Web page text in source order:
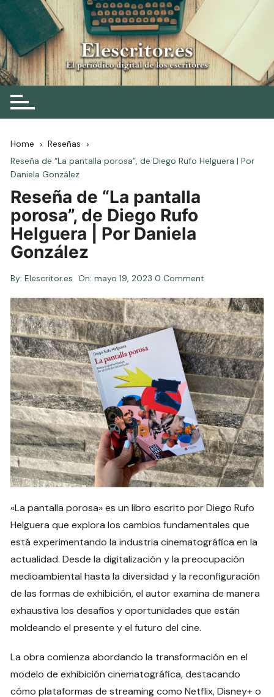
Skip
to
content
Elescritor.es
El periódico digital de los escritores
Home
Reseñas
Reseña de “La pantalla porosa”, de Diego Rufo Helguera | Por
Daniela González
Reseña de “La pantalla
porosa”, de Diego Rufo
Helguera | Por Daniela
González
By: Elescritor.es On:mayo 19, 2023 0 Comment
«La pantalla porosa» es un libro escrito por Diego Rufo
Helguera que explora los cambios fundamentales que
está experimentando la industria cinematográfica en la
actualidad. Desde la digitalización y la preocupación
medioambiental hasta la diversidad y la reconfiguración
de las formas de exhibición, el autor examina de manera
exhaustiva los desafíos y oportunidades que están
moldeando el presente y el futuro del cine.
La obra comienza abordando la transformación en el
modelo de exhibición cinematográfica, destacando
cómo plataformas de streaming como Netflix, Disney+ o